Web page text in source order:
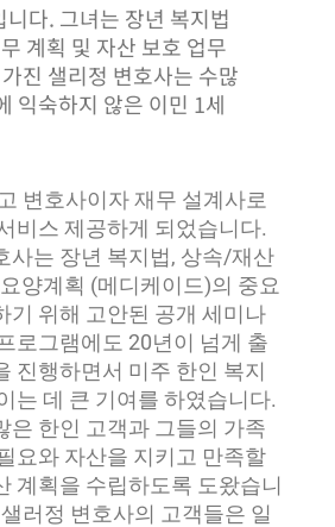
다. 그녀는 장년 복지법
계획 및 자산 보호 업무
진 샐리정 변호사는 수많
익숙하지 않은 이민 1세
는 데 큰 기여를 하였습니다.
은 한인 고객과 그들의 가족
요와 자산을 지키고 만족할
계획을 수립하도록 도왔습니
러정 변호사의 고객들은 일